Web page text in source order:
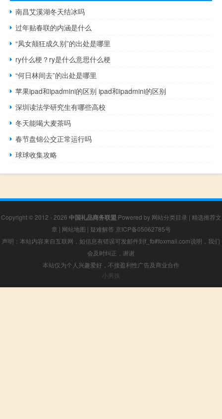
南昌艾溪湖冬天结冰吗
过年贴春联的内涵是什么
“凤女颠狂成久别”的出处是哪里
ry什么梗？ry是什么意思什么梗
“何日林间去”的出处是哪里
苹果ipad和ipadmini的区别 ipad和ipadmini的区别
深圳读法学研究生有哪些高校
冬天能喝大麦茶吗
春节盘锦公交正常运行吗
球球收集攻略
Copyright © 2012 - 2026 中国礼品商务联盟 Powered by 网站分类目录 | 精选推荐文
章 | 网站地图 | 疑难解答 京ICP备05062785号
声明：本站内容来自互联网，如信息有错误可发邮件到f_fb#foxmail.com说明，我们
会及时纠正，谢谢
本站仅为个人兴趣爱好，不接盈利性广告及商业合作
小男孩